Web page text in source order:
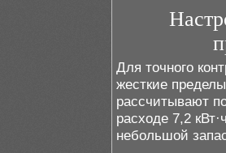
Для точного
жесткие
рассчитывают
расходе 7,2
небольшой